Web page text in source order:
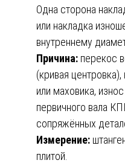
Одна сторона
или накладка
внутреннему
Причина: перекос
(кривая
или маховика,
первичного вала
сопряжённых
Измерение:
плитой.